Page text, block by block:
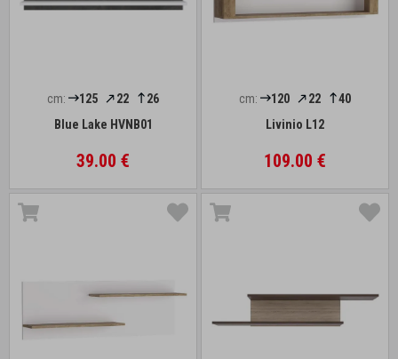
cm: 125 22
26
Blue Lake HVNB01
39.00 €
cm: 120 22
40
Livinio L12
109.00 €